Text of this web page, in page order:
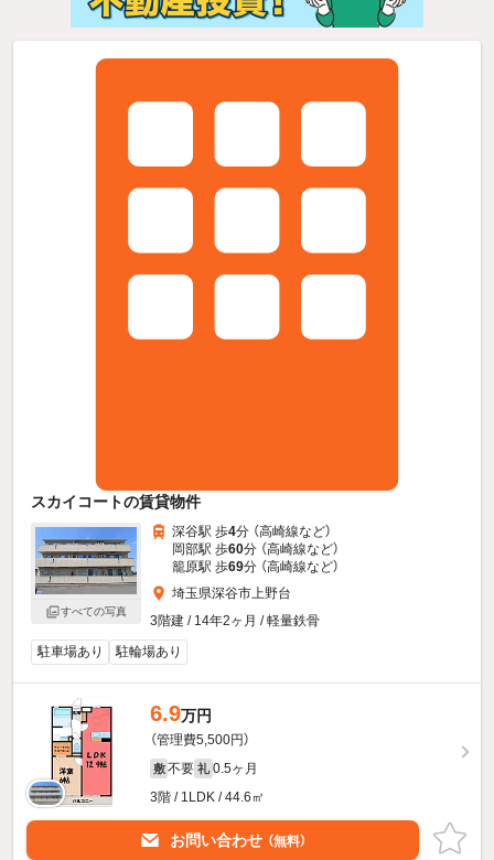
スカイコートの賃貸物件
すべての写真
深谷駅 歩4分 （高崎線など）
岡部駅 歩60分 （高崎線など）
籠原駅 歩69分 （高崎線など）
埼玉県深谷市上野台
3階建 / 14年2ヶ月 / 軽量鉄骨
駐車場あり
駐輪場あり
6.9万円
（管理費5,500円）
敷 不要 礼 0.5ヶ月
3階 / 1LDK / 44.6㎡
お問い合わせ （無料）